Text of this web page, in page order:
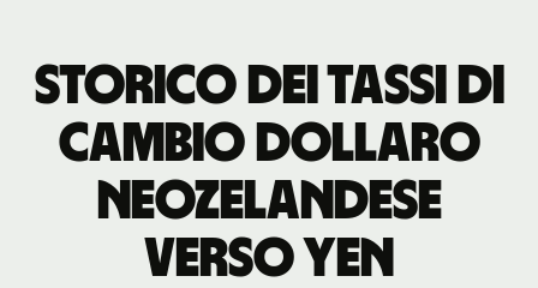
storico dei tassi di
cambio dollaro
neozelandese
verso yen